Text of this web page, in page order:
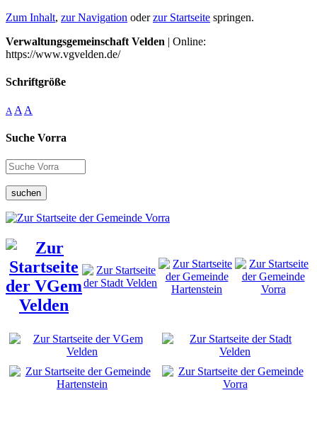
Zum Inhalt, zur Navigation oderzur Startseite springen.
Verwaltungsgemeinschaft Velden | Online:
https://www.vgvelden.de/
Schriftgröße
A A A
Suche Vorra
suchen